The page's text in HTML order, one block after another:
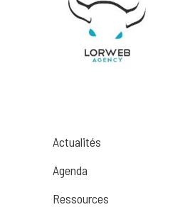
Actualités
Agenda
Ressources